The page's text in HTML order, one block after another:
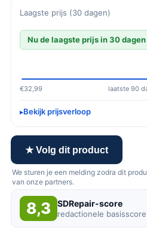
Laagste prijs (30 dagen)
Nu de laagste prijs in 30 dagen
€32,99 laatste 90
Bekijk prijsverloop
★ Volg dit product
We sturen je een melding zodra dit
van onze partners.
8,3 SDRepair-score
redactionele